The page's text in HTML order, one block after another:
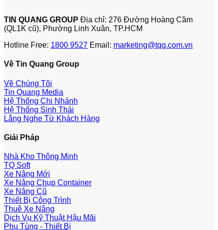
TIN QUANG GROUP Địa chỉ: 276 Đường Hoàng Cầm
(QL1K cũ), Phường Linh Xuân, TP.HCM
Hotline Free: 1800 9527 Email: marketing@tqg.com.vn
Về Tin Quang Group
Về Chúng Tôi
Tin Quang Media
Hệ Thống Chi Nhánh
Hệ Thống Sinh Thái
Lắng Nghe Từ Khách Hàng
Giải Pháp
Nhà Kho Thông Minh
TQ Soft
Xe Nâng Mới
Xe Nâng Chụp Container
Xe Nâng Cũ
Thiết Bị Công Trình
Thuê Xe Nâng
Dịch Vụ Kỹ Thuật Hậu Mãi
Phụ Tùng - Thiết Bị